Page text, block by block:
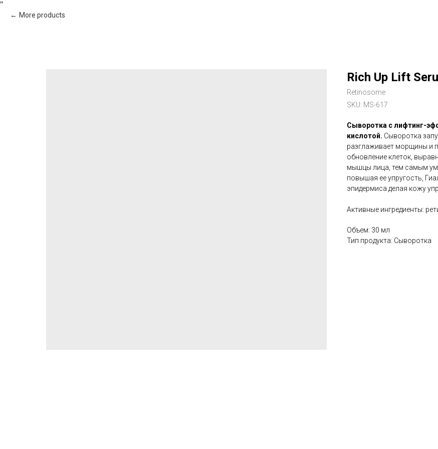
"
More products
Rich Up Lift
Retinosome
SKU: MS-617
Сыворотка с лифтинг-
кислотой. Сыворотка
разглаживает морщины и
обновление клеток,
мышцы лица, тем самым
повышая ее упругость,
эпидермиса делая кожу
Активные ингредиенты:
Объем: 30 мл
Тип продукта: Сыворотка